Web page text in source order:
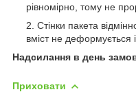
рівномірно, тому не
Стінки пакета
вміст не деформується
Надсилання в день
Приховати